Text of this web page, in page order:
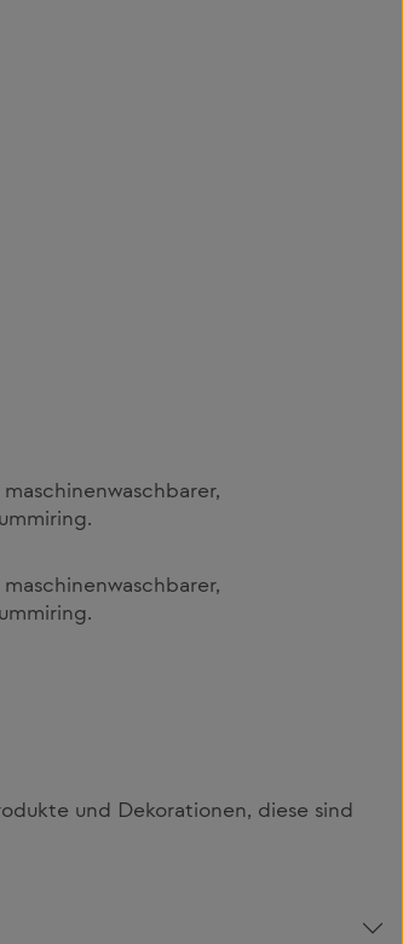
und Dekorationen, diese sind